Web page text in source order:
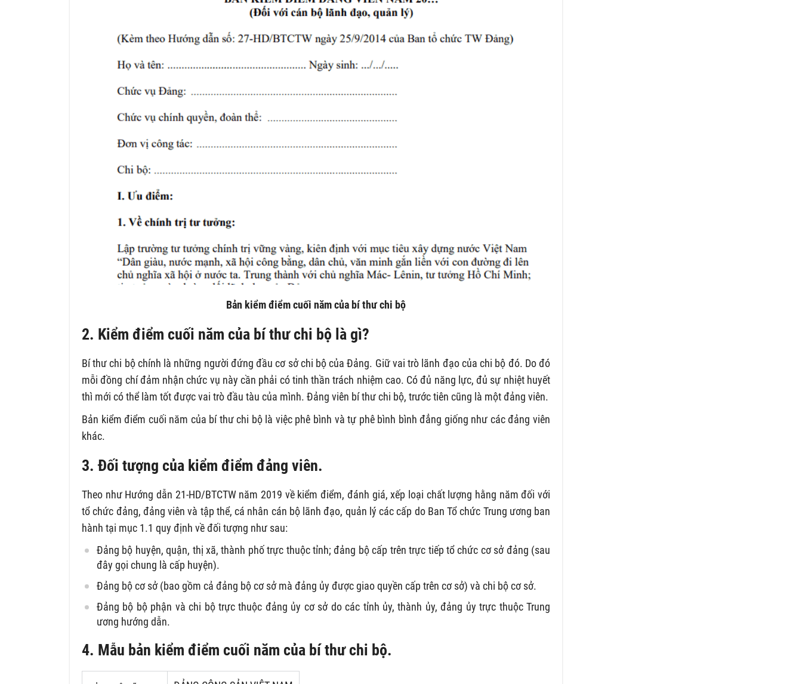
Bản kiểm điểm cuối năm của bí thư chi bộ
2. Kiểm điểm cuối năm của bí thư chi bộ là gì?
Bí thư chi bộ chính là những người đứng đầu cơ sở chi bộ của Đảng. Giữ vai trò lãnh đạo của chi bộ đó. Do đó
mỗi đồng chí đảm nhận chức vụ này cần phải có tinh thần trách nhiệm cao. Có đủ năng lực, đủ sự nhiệt huyết
thì mới có thể làm tốt được vai trò đầu tàu của mình. Đảng viên bí thư chi bộ, trước tiên cũng là một đảng viên.
Bản kiểm điểm cuối năm của bí thư chi bộ là việc phê bình và tự phê bình bình đẳng giống như các đảng viên
khác.
3. Đối tượng của kiểm điểm đảng viên.
Theo như Hướng dẫn 21-HD/BTCTW năm 2019 về kiểm điểm, đánh giá, xếp loại chất lượng hằng năm đối với
tổ chức đảng, đảng viên và tập thể, cá nhân cán bộ lãnh đạo, quản lý các cấp do Ban Tổ chức Trung ương ban
hành tại mục 1.1 quy định về đối tượng như sau:
Đảng bộ huyện, quận, thị xã, thành phố trực thuộc tỉnh; đảng bộ cấp trên trực tiếp tổ chức cơ sở đảng (sau
đây gọi chung là cấp huyện).
Đảng bộ cơ sở (bao gồm cả đảng bộ cơ sở mà đảng ủy được giao quyền cấp trên cơ sở) và chi bộ cơ sở.
Đảng bộ bộ phận và chi bộ trực thuộc đảng ủy cơ sở do các tỉnh ủy, thành ủy, đảng ủy trực thuộc Trung
ương hướng dẫn.
4. Mẫu bản kiểm điểm cuối năm của bí thư chi bộ.